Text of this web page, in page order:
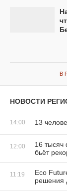
В
НОВОСТИ
14:00 13
12:00
16 тысяч
бьёт
11:19
Eco
решения